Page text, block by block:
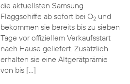
die aktuellsten Samsung
Flaggschiffe ab sofort bei O2und
bekommen sie bereits bis zu sieben
Tage vor offiziellem Verkaufsstart
nach Hause geliefert. Zusätzlich
erhalten sie eine Altgerätprämie
von bis […]